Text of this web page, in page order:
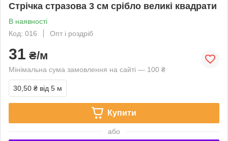
Стрічка стразова 3 см срібло великі квадрати
В наявності
Код: 016
Опт і роздріб
31 ₴/м
Мінімальна сума замовлення на сайті — 100 ₴
30,50 ₴ від 5 м
Купити
або